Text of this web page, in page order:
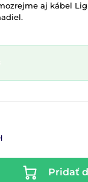
aj kábel
Pridať